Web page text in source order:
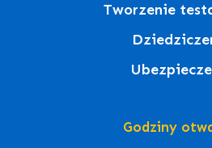
Tworzenie
Godziny